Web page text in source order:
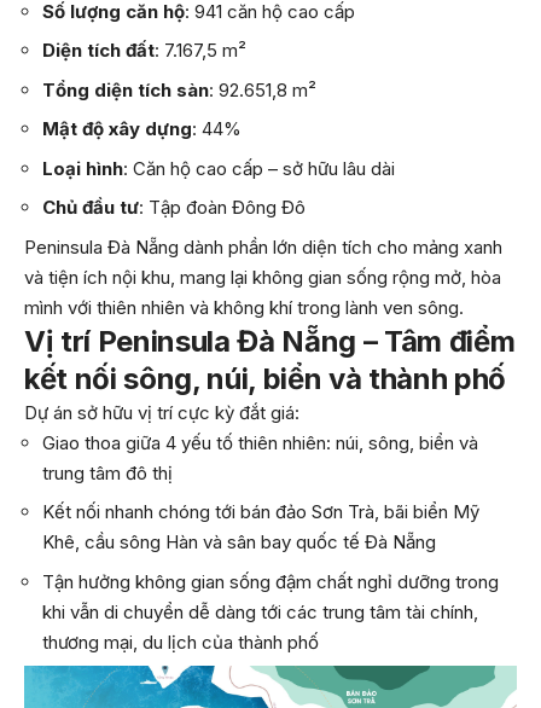
Số lượng căn hộ: 941 căn hộ cao cấp
Diện tích đất: 7.167,5 m²
Tổng diện tích sàn: 92.651,8 m²
Mật độ xây dựng: 44%
Loại hình: Căn hộ cao cấp – sở hữu lâu dài
Chủ đầu tư: Tập đoàn Đông Đô
Peninsula Đà Nẵng dành phần lớn diện tích cho mảng xanh
và tiện ích nội khu, mang lại không gian sống rộng mở, hòa
mình với thiên nhiên và không khí trong lành ven sông.
Vị trí Peninsula Đà Nẵng – Tâm điểm
kết nối sông, núi, biển và thành phố
Dự án sở hữu vị trí cực kỳ đắt giá:
Giao thoa giữa 4 yếu tố thiên nhiên: núi, sông, biển và
trung tâm đô thị
Kết nối nhanh chóng tới bán đảo Sơn Trà, bãi biển Mỹ
Khê, cầu sông Hàn và sân bay quốc tế Đà Nẵng
Tận hưởng không gian sống đậm chất nghỉ dưỡng trong
khi vẫn di chuyển dễ dàng tới các trung tâm tài chính,
thương mại, du lịch của thành phố